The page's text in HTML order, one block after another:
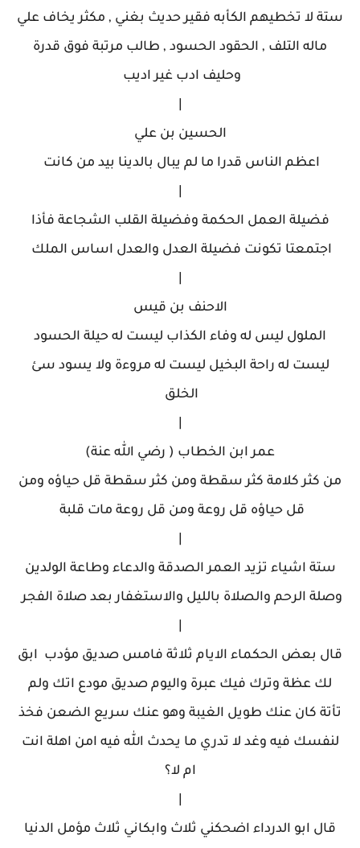
ستة لا تخطيهم الكأبه فقير حديث بغني , مكثر يخاف علي
ماله التلف , الحقود الحسود , طالب مرتبة فوق قدرة
وحليف ادب غير اديب
الحسين بن علي
اعظم الناس قدرا ما لم يبال بالدينا بيد من كانت
فضيلة العمل الحكمة وفضيلة القلب الشجاعة فأذا
اجتمعتا تكونت فضيلة العدل والعدل اساس الملك
الاحنف بن قيس
الملول ليس له وفاء الكذاب ليست له حيلة الحسود
ليست له راحة البخيل ليست له مروءة ولا يسود سئ
الخلق
عمر ابن الخطاب ( رضي الله عنة)
من كثر كلامة كثر سقطة ومن كثر سقطة قل حياؤه ومن
قل حياؤه قل روعة ومن قل روعة مات قلبة
ستة اشياء تزيد العمر الصدقة والدعاء وطاعة الولدين
وصلة الرحم والصلاة بالليل والاستغفار بعد صلاة الفجر
قال بعض الحكماء الايام ثلاثة فامس صديق مؤدب ابق
لك عظة وترك فيك عبرة واليوم صديق مودع اتك ولم
تأتة كان عنك طويل الغيبة وهو عنك سريع الضعن فخذ
لنفسك فيه وغد لا تدري ما يحدث الله فيه امن اهلة انت
ام لا؟
قال ابو الدرداء اضحكني ثلاث وابكاني ثلاث مؤمل الدنيا